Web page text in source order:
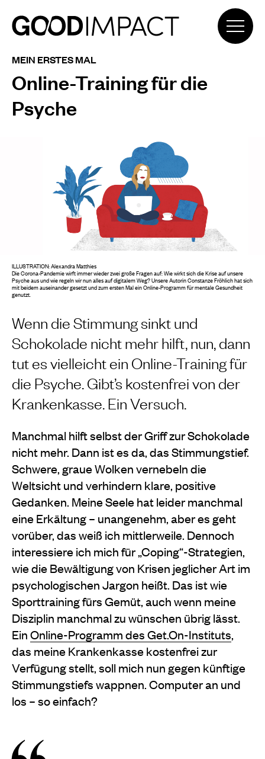
MEIN ERSTES MAL
Online-Training für die
Psyche
Wenn die Stimmung sinkt und
Schokolade nicht mehr hilft, nun, dann
tut es vielleicht ein Online-Training für
die Psyche. Gibt’s kostenfrei von der
Krankenkasse. Ein Versuch.
Manchmal hilft selbst der Griff zur Schokolade
nicht mehr. Dann ist es da, das Stimmungstief.
Schwere, graue Wolken vernebeln die
Weltsicht und verhindern klare, positive
Gedanken. Meine Seele hat leider manchmal
eine Erkältung – unangenehm, aber es geht
vorüber, das weiß ich mittlerweile. Dennoch
interessiere ich mich für „Coping“-Strategien,
wie die Bewältigung von Krisen jeglicher Art im
psychologischen Jargon heißt. Das ist wie
Sporttraining fürs Gemüt, auch wenn meine
Disziplin manchmal zu wünschen übrig lässt.
EinOnline-Programm des Get.On-Instituts,
das meine Krankenkasse kostenfrei zur
Verfügung stellt, soll mich nun gegen künftige
Stimmungstiefs wappnen. Computer an und
los – so einfach?
ILLUSTRATION: Alexandra Matthies
Die Corona-Pandemie wirft immer wieder zwei große Fragen auf: Wie wirkt sich die Krise auf unsere
Psyche aus und wie regeln wir nun alles auf digitalem Weg? Unsere Autorin Constanze Fröhlich hat sich
mit beidem auseinander gesetzt und zum ersten Mal ein Online-Programm für mentale Gesundheit
genutzt.